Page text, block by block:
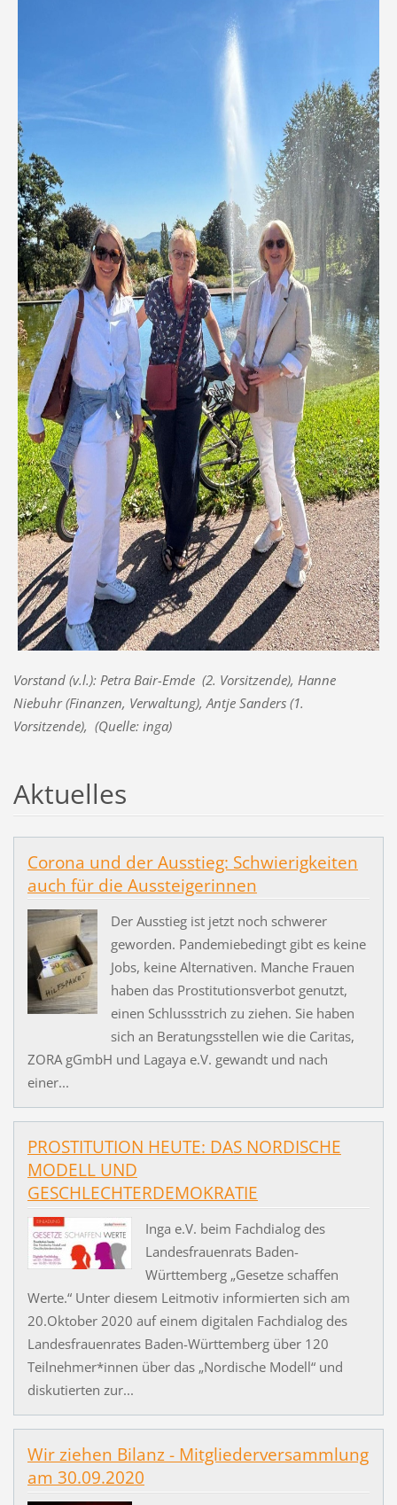
Vorstand (v.l.): Petra Bair-Emde (2. Vorsitzende), Hanne
Niebuhr (Finanzen, Verwaltung), Antje Sanders (1.
Vorsitzende), (Quelle: inga)
Aktuelles
Corona und der Ausstieg: Schwierigkeiten
auch für die Aussteigerinnen
Der Ausstieg ist jetzt noch schwerer
geworden. Pandemiebedingt gibt es keine
Jobs, keine Alternativen. Manche Frauen
haben das Prostitutionsverbot genutzt,
einen Schlussstrich zu ziehen. Sie haben
sich an Beratungsstellen wie die Caritas,
ZORA gGmbH und Lagaya e.V. gewandt und nach
einer...
PROSTITUTION HEUTE: DAS NORDISCHE
MODELL UND
GESCHLECHTERDEMOKRATIE
Inga e.V. beim Fachdialog des
Landesfrauenrats Baden-
Württemberg „Gesetze schaffen
Werte.“ Unter diesem Leitmotiv informierten sich am
20.Oktober 2020 auf einem digitalen Fachdialog des
Landesfrauenrates Baden-Württemberg über 120
Teilnehmer*innen über das „Nordische Modell“ und
diskutierten zur...
Wir ziehen Bilanz - Mitgliederversammlung
am 30.09.2020